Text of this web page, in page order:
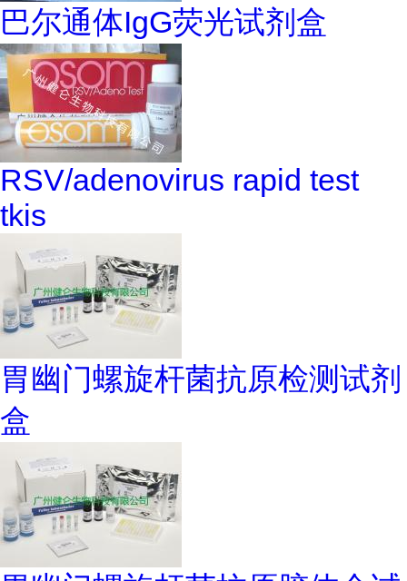
巴尔通体IgG荧光试剂盒
RSV/adenovirus rapid test
tkis
胃幽门螺旋杆菌抗原检测试剂
盒